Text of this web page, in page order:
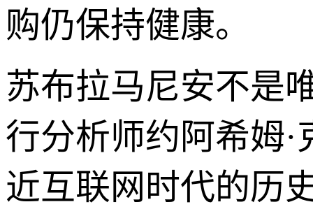
购仍保持健康。
苏布拉马尼安不是
行分析师约阿希姆
近互联网时代的历